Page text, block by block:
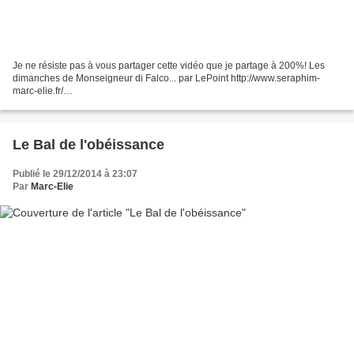
Je ne résiste pas à vous partager cette vidéo que je partage à 200%! Les
dimanches de Monseigneur di Falco... par LePoint http://www.seraphim-
marc-elie.fr/
________________________________ Si...
Le Bal de l'obéissance
Publié le 29/12/2014 à 23:07
Par Marc-Elie